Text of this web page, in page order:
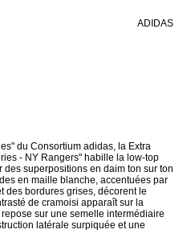
ADIDAS
du Consortium adidas, la Extra
- NY Rangers" habille la low-top
superpositions en daim ton sur ton
en maille blanche, accentuées par
des bordures grises, décorent le
de cramoisi apparaît sur la
sur une semelle intermédiaire
latérale surpiquée et une